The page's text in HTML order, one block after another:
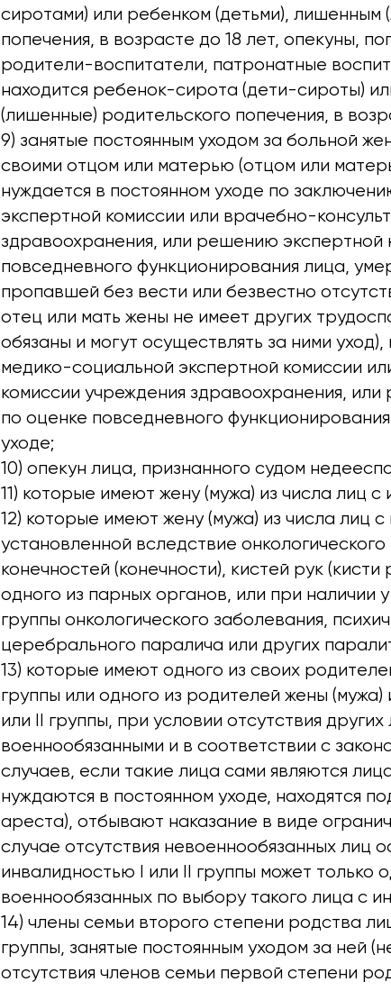
сиротами) или ребенком (детьми), лишенным
попечения, в возрасте до 18 лет, опекуны,
родители-воспитатели, патронатные
находится ребенок-сирота (дети-сироты)
(лишенные) родительского попечения, в
9) занятые постоянным уходом за больной
своими отцом или матерью (отцом или
нуждается в постоянном уходе по
экспертной комиссии или врачебно-
здравоохранения, или решению экспертной
повседневного функционирования лица,
пропавшей без вести или безвестно
отец или мать жены не имеет других
обязаны и могут осуществлять за ними
медико-социальной экспертной комиссии
комиссии учреждения здравоохранения,
по оценке повседневного
уходе;
10) опекун лица, признанного судом
11) которые имеют жену (мужа) из числа лиц
12) которые имеют жену (мужа) из числа лиц
установленной вследствие
конечностей (конечности), кистей рук (кисти
одного из парных органов, или при наличии
группы онкологического заболевания,
церебрального паралича или других
13) которые имеют одного из своих
группы или одного из родителей жены
или II группы, при условии отсутствия
военнообязанными и в соответствии с
случаев, если такие лица сами являются
нуждаются в постоянном уходе, находятся
ареста), отбывают наказание в виде
случае отсутствия невоеннообязанных лиц
инвалидностью I или II группы может только
военнообязанных по выбору такого лица с
14) члены семьи второго степени родства
группы, занятые постоянным уходом за ней
отсутствия членов семьи первой степени